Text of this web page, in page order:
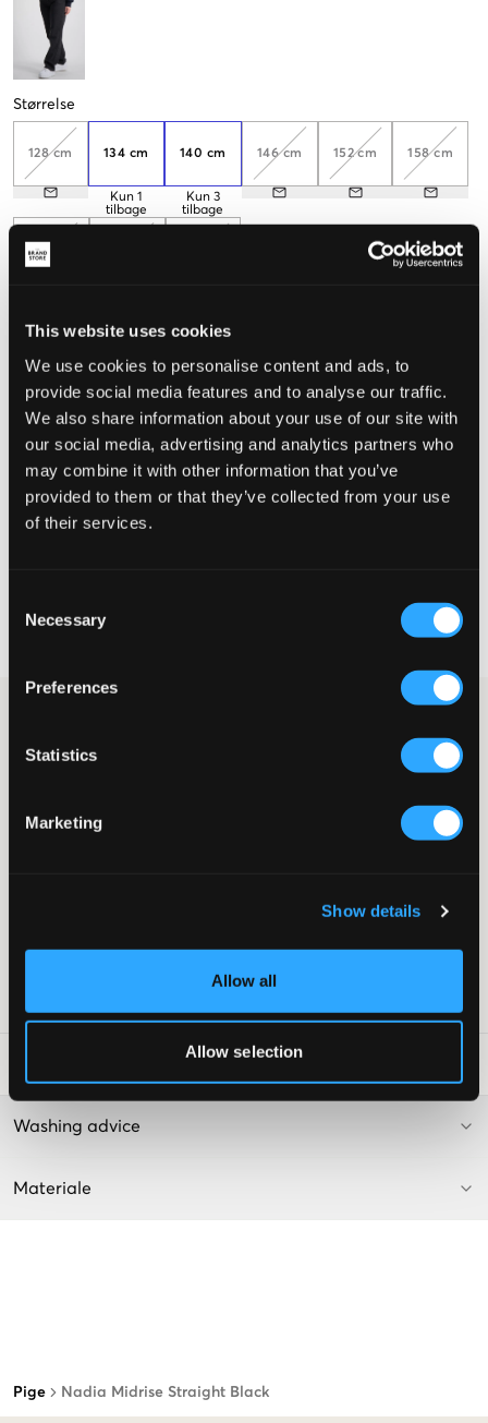
This website uses cookies
We use cookies to personalise content and ads, to
provide social media features and to analyse our traffic.
We also share information about your use of our site with
our social media, advertising and analytics partners who
may combine it with other information that you’ve
provided to them or that they’ve collected from your use
of their services.
Selection
Necessary
Preferences
Statistics
Marketing
Show details
Allow all
Allow selection
Pige Nadia Midrise Straight Black
Størrelse
128 cm 134 cm
Kun 1
tilbage
140 cm
Kun 3
tilbage
146 cm 152 cm 158 cm
164 cm
Hvis du vælger mellem to størrelser, anbefaler vi, at du vælger
Opfattet størrelse
Lille Perfekt Stor
VÆLG EN STØRRELSE
Fri fragt over 499 kr
pasform. Gylpen består af knap og lynlås. Denne model er
perfekt, hvis man ikke vil have stramme jeans, men heller ikke
Femlommersmodel
Washing advice
Materiale